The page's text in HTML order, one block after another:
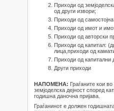
Приходи од
од други извори;
Приходи од
Приходи од имот и
Приходи од авторски
Приходи од капитал:
лица,приходи од
Приходи од капитални
Други приходи
НАПОМЕНА: Граѓаните кои
земјоделска дејност според
годишна даночна пријава.
Граѓанинот е должен